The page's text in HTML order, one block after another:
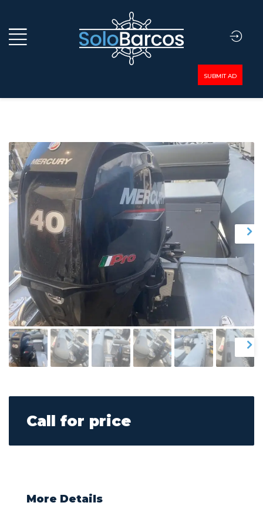
SUBMIT AD
Call for price
More Details